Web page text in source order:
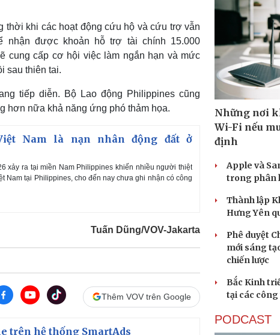
thời khi các hoạt động cứu hộ và cứu trợ vẫn
được khoản hỗ trợ tài chính 15.000
cung cấp cơ hội việc làm ngắn hạn và mức
sau thiên tai.
tiếp diễn. Bộ Lao động Philippines cũng
hơn nữa khả năng ứng phó thảm họa.
Nam là nạn nhân động đất ở
xảy ra tại miền Nam Philippines khiến nhiều người thiệt
Nam tại Philippines, cho đến nay chưa ghi nhận có công
Tuấn Dũng/VOV-Jakarta
Thêm VOV trên Google
trên hệ thống SmartAds
Những nơi
Wi-Fi nếu
định
Apple và
trong phân
Thành lập
Hưng Yên
Phê duyệt
mới sáng
chiến lược
Bắc Kinh
tại các
PODCAST